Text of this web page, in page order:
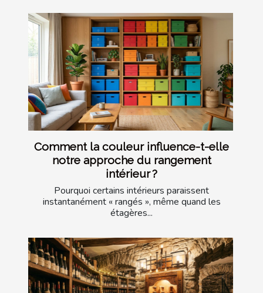
Comment la couleur influence-t-elle
notre approche du rangement
intérieur ?
Pourquoi certains intérieurs paraissent
instantanément « rangés », même quand les
étagères...